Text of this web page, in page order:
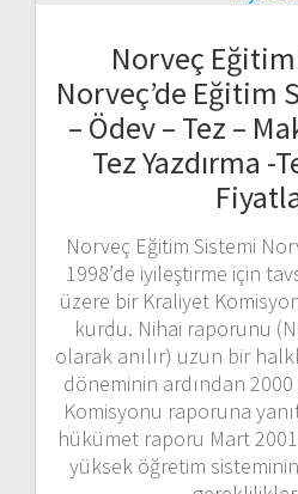
Norveç
Norveç’de Eğitim
– Ödev – Tez –
Tez Yazdırma -
Norveç Eğitim Sistemi
1998’de iyileştirme için
üzere bir Kraliyet
kurdu. Nihai raporunu
olarak anılır) uzun bir
döneminin ardından 2000
Komisyonu raporuna
hükümet raporu Mart
yüksek öğretim